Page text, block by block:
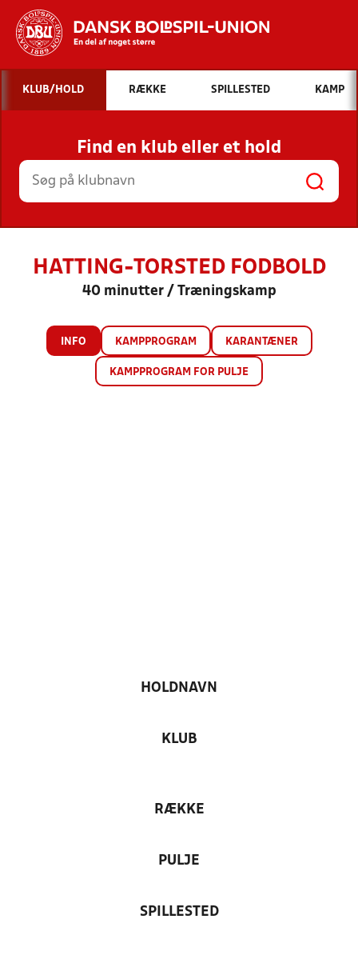
Hvad vil du søge efter?
INDHOLD OG NYHEDER
STILLINGER, RESULTATER, KLUBBER OG
HOLD
KLUB/HOLD RÆKKE SPILLESTED KAMP
Find en klub eller et hold
HATTING-TORSTED FODBOLD
40 minutter / Træningskamp
INFO KAMPPROGRAM KARANTÆNER
KAMPPROGRAM FOR PULJE
HOLDNAVN
KLUB
RÆKKE
PULJE
SPILLESTED